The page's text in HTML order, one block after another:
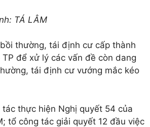
TÁ LÂM
thường, tái định cư cấp thành
để xử lý các vấn đề còn dang
tái định cư vướng mắc kéo
thực hiện Nghị quyết 54 của
tổ công tác giải quyết 12 đầu việc